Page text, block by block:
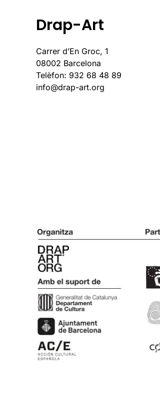
Drap-Art
Carrer d’En Groc, 1
08002 Barcelona
Telèfon: 932 68 48 89
info@drap-art.org